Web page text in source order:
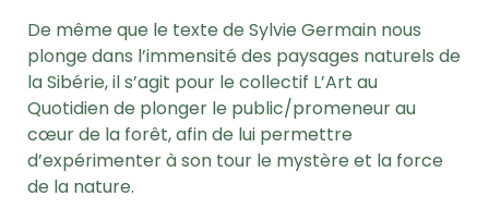
De même que le texte de Sylvie Germain nous
plonge dans l’immensité des paysages naturels de
la Sibérie, il s’agit pour le collectif L’Art au
Quotidien de plonger le public/promeneur au
cœur de la forêt, afin de lui permettre
d’expérimenter à son tour le mystère et la force
de la nature.